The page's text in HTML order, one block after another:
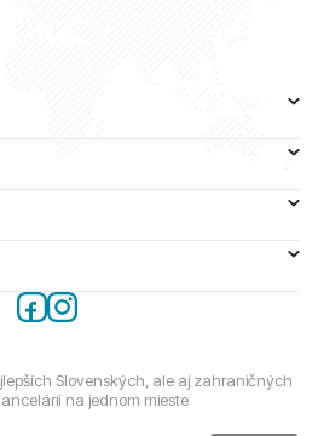
Slovenských, ale aj zahraničných
na jednom mieste